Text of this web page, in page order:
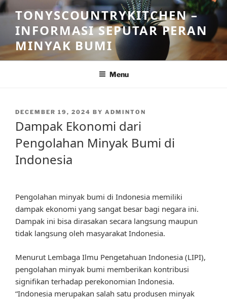
Skip
to
content
TONYSCOUNTRYKITCHEN –
INFORMASI SEPUTAR PERAN
MINYAK BUMI
Menu
POSTED
DECEMBER 19, 2024 BY ADMINTON
Dampak Ekonomi dari
Pengolahan Minyak Bumi di
Indonesia
Pengolahan minyak bumi di Indonesia memiliki
dampak ekonomi yang sangat besar bagi negara ini.
Dampak ini bisa dirasakan secara langsung maupun
tidak langsung oleh masyarakat Indonesia.
Menurut Lembaga Ilmu Pengetahuan Indonesia (LIPI),
pengolahan minyak bumi memberikan kontribusi
signifikan terhadap perekonomian Indonesia.
“Indonesia merupakan salah satu produsen minyak